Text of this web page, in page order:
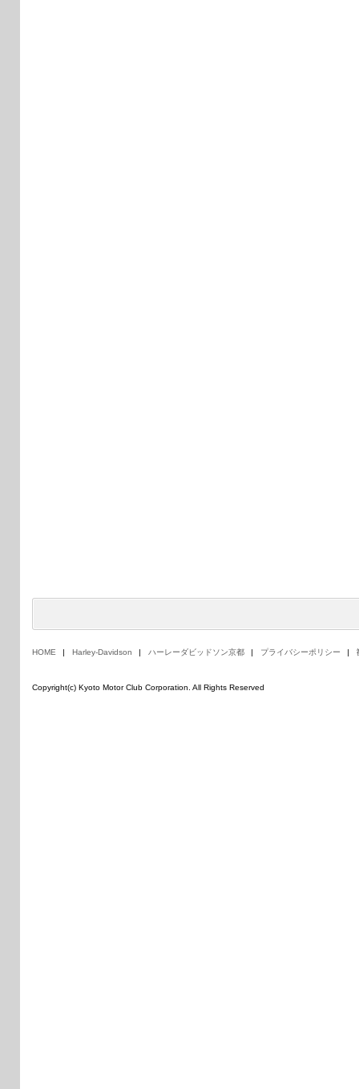
HOME Harley-Davidson ハーレーダビッドソン京都 プライバシーポリシー
Copyright(c) Kyoto Motor Club Corporation. All Rights Reserved